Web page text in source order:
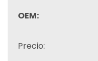
OEM:
Precio: